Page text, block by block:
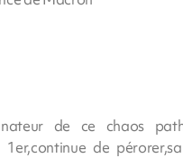
de ce chaos
1er,continue de